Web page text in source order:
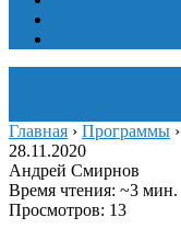
Главная › Программы ›
28.11.2020
Андрей Смирнов
Время чтения: ~3 мин.
Просмотров: 13